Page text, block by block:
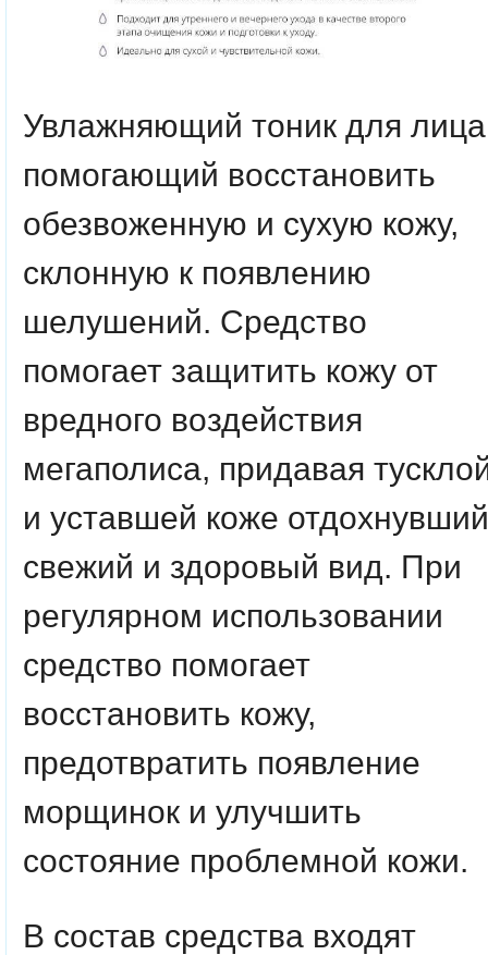
Увлажняющий тоник для
помогающий восстановить
обезвоженную и сухую кожу,
склонную к появлению
шелушений. Средство
помогает защитить кожу от
вредного воздействия
мегаполиса, придавая
и уставшей коже
свежий и здоровый вид. При
регулярном использовании
средство помогает
восстановить кожу,
предотвратить появление
морщинок и улучшить
состояние проблемной кожи.
В состав средства входят